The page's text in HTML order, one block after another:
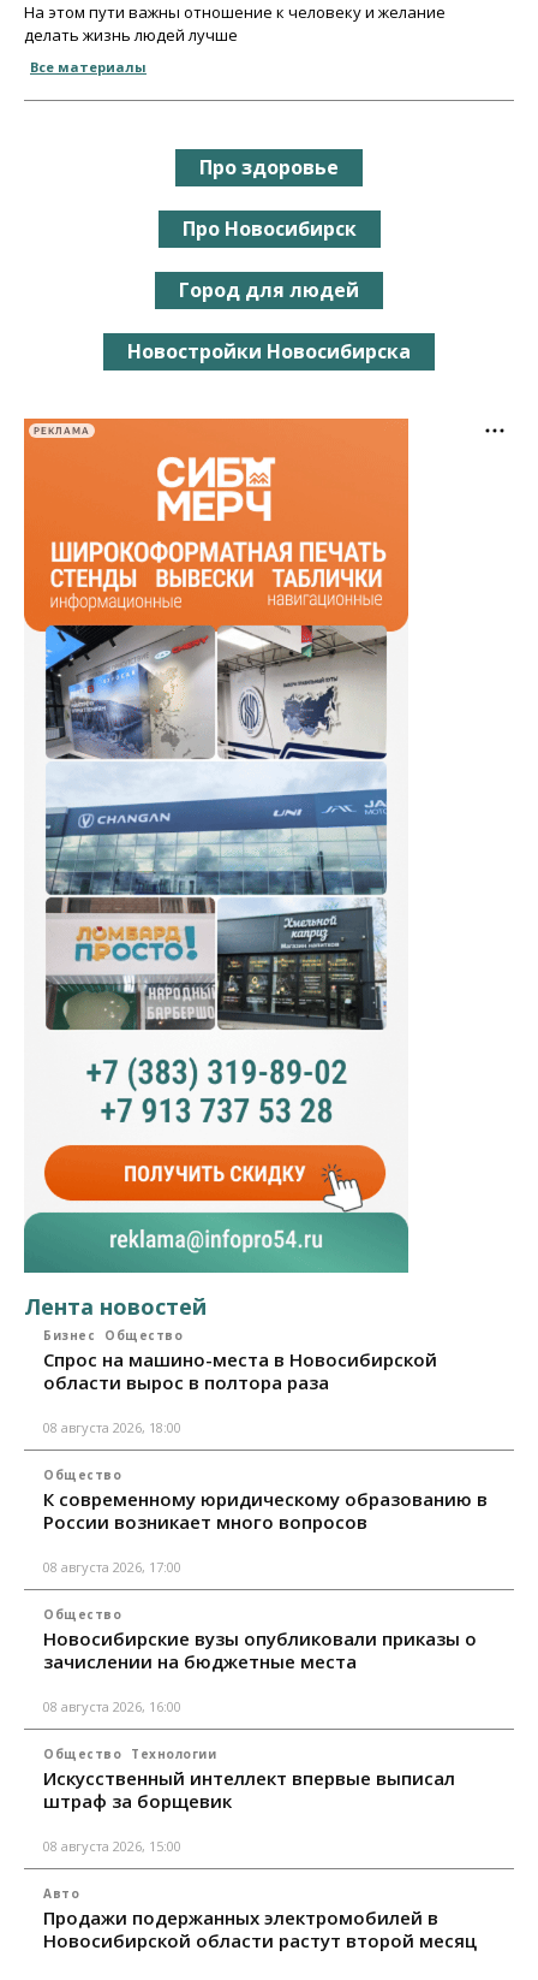
На этом пути важны отношение к человеку и желание
делать жизнь людей лучше
Все материалы
Про здоровье
Про Новосибирск
Город для людей
Новостройки Новосибирска
РЕКЛАМА
Лента новостей
Бизнес Общество
Спрос на машино-места в Новосибирской
области вырос в полтора раза
08 августа 2026, 18:00
Общество
К современному юридическому образованию в
России возникает много вопросов
08 августа 2026, 17:00
Общество
Новосибирские вузы опубликовали приказы о
зачислении на бюджетные места
08 августа 2026, 16:00
Общество Технологии
Искусственный интеллект впервые выписал
штраф за борщевик
08 августа 2026, 15:00
Авто
Продажи подержанных электромобилей в
Новосибирской области растут второй месяц